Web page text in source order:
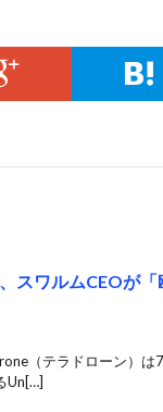
スワルムCEOが
（テラドローン）
Un[…]